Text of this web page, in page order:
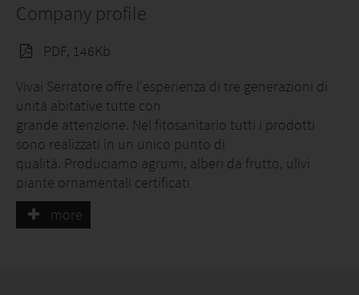
Company profile
PDF, 146Kb
Vivai Serratore offre l'esperienza di tre generazioni di
unità abitative tutte con
grande attenzione. Nel fitosanitario tutti i prodotti
sono realizzati in un unico punto di
qualità. Produciamo agrumi, alberi da frutto, ulivi
piante ornamentali certificati
piante di ulivo biologico.
more